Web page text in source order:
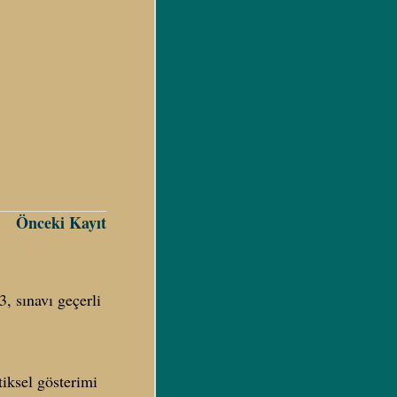
Önceki Kayıt
sınavı geçerli
gösterimi